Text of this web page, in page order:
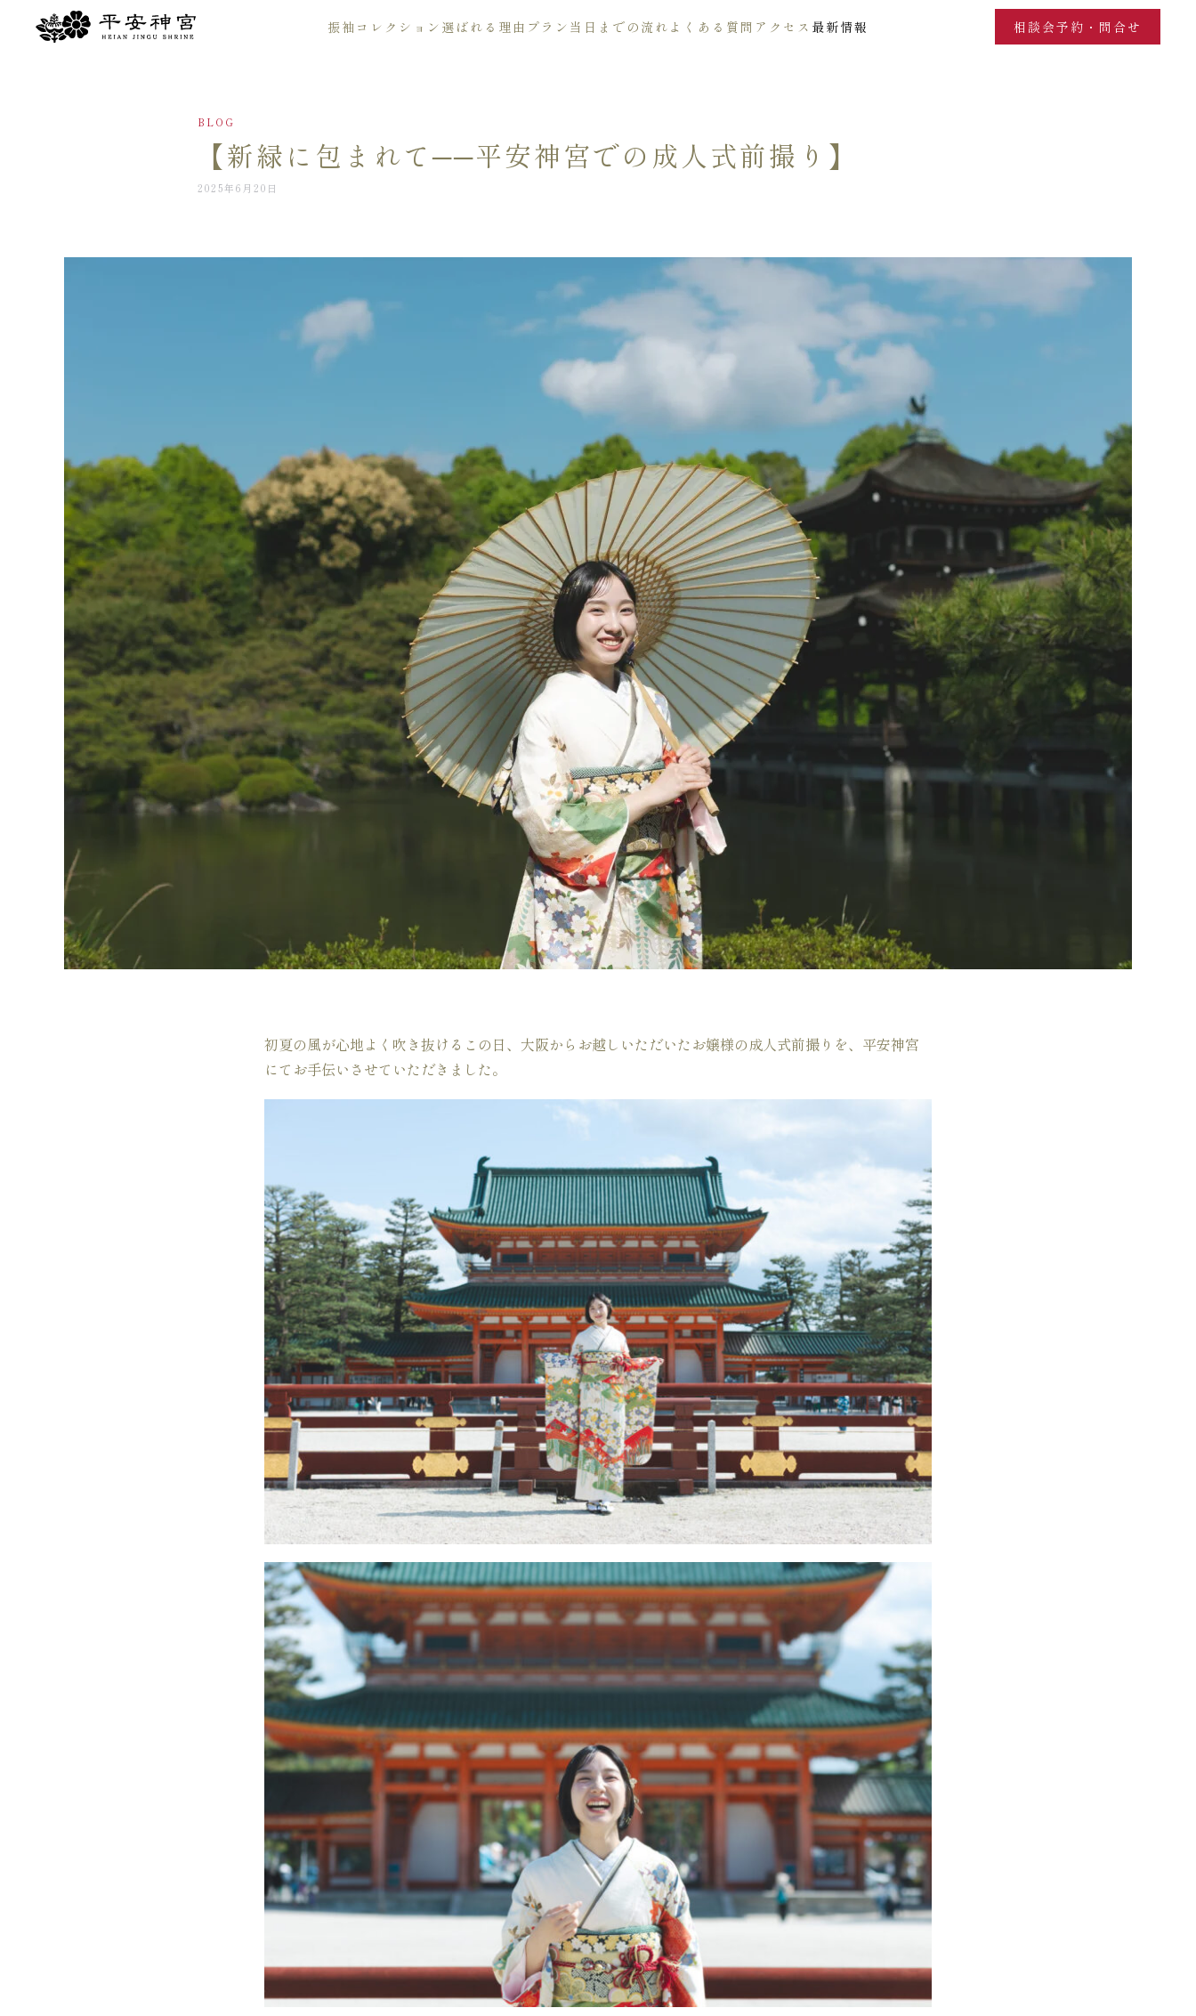
Skip to main content
振袖コレクション 選ばれる理由 プラン 当日までの流れ よくある質問 アクセス 最新情報 相談会予約・問合せ
BLOG
【新緑に包まれて──平安神宮での成人式前撮り】
2025年6月20日
初夏の風が心地よく吹き抜けるこの日、大阪からお越しいただいたお嬢様の成人式前撮りを、平安神宮
にてお手伝いさせていただきました。